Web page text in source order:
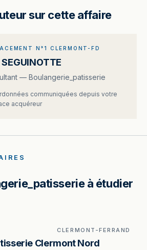
sur cette affaire
N°1 CLERMONT-FD
— Boulangerie_patisserie
communiquées depuis votre
acquéreur
à étudier
Ferrand — implantation à
CLERMONT-FERRAND
Clermont Nord